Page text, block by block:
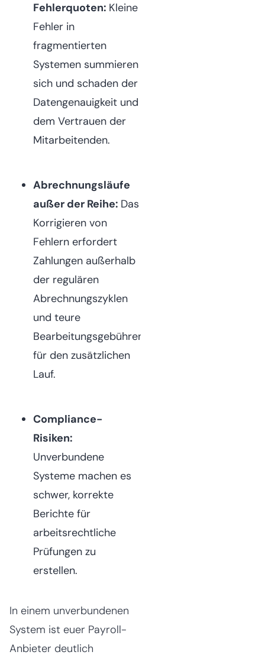
Fehlerquoten: Kleine
Fehler in
fragmentierten
Systemen summieren
sich und schaden der
Datengenauigkeit und
dem Vertrauen der
Mitarbeitenden.
Abrechnungsläufe
außer der Reihe: Das
Korrigieren von
Fehlern erfordert
Zahlungen außerhalb
der regulären
Abrechnungszyklen
und teure
Bearbeitungsgebühren
für den zusätzlichen
Lauf.
Compliance-
Risiken:
Unverbundene
Systeme machen es
schwer, korrekte
Berichte für
arbeitsrechtliche
Prüfungen zu
erstellen.
In einem unverbundenen
System ist euer Payroll-
Anbieter deutlich